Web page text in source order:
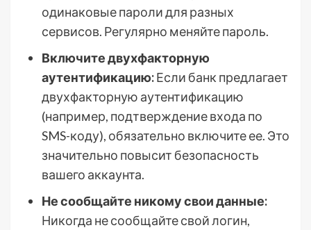
одинаковые пароли для разных
сервисов. Регулярно меняйте пароль.
Включите двухфакторную
аутентификацию:Если банк предлагает
двухфакторную аутентификацию
(например, подтверждение входа по
SMS-коду), обязательно включите ее. Это
значительно повысит безопасность
вашего аккаунта.
Не сообщайте никому свои данные:
Никогда не сообщайте свой логин,